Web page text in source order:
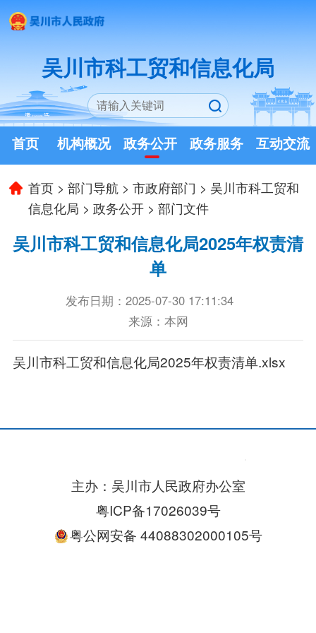
吴川市科工贸和信息化局
首页 机构概况 政务公开 政务服务 互动交流
首页 >部门导航 >市政府部门 > 吴川市科工贸和
信息化局 >政务公开 >部门文件
吴川市科工贸和信息化局2025年权责清
单
发布日期：2025-07-30 17:11:34
来源：本网
吴川市科工贸和信息化局2025年权责清单.xlsx
主办：吴川市人民政府办公室
粤ICP备17026039号
粤公网安备 44088302000105号